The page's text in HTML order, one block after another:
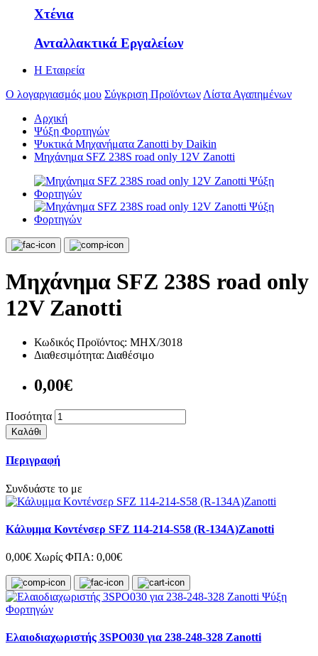
Χτένια
Ανταλλακτικά Εργαλείων
Η Εταιρεία
Ο λογαργιασμός μου Σύγκριση ΠροϊόντωνΛίστα Αγαπημένων
Αρχική
Ψύξη Φορτηγών
Ψυκτικά Μηχανήματα Zanotti by Daikin
Μηχάνημα SFZ 238S road only 12V Zanotti
Μηχάνημα SFZ 238S road only
12V Zanotti
Κωδικός Προϊόντος: ΜΗΧ/3018
Διαθεσιμότητα: Διαθέσιμο
0,00€
Ποσότητα
Καλάθι
Περιγραφή
Συνδυάστε το με
Κάλυμμα Κοντένσερ SFZ 114-214-S58 (R-134A)Zanotti
0,00€ Χωρίς ΦΠΑ: 0,00€
Ελαιοδιαχωριστής 3SPO030 για 238-248-328 Zanotti